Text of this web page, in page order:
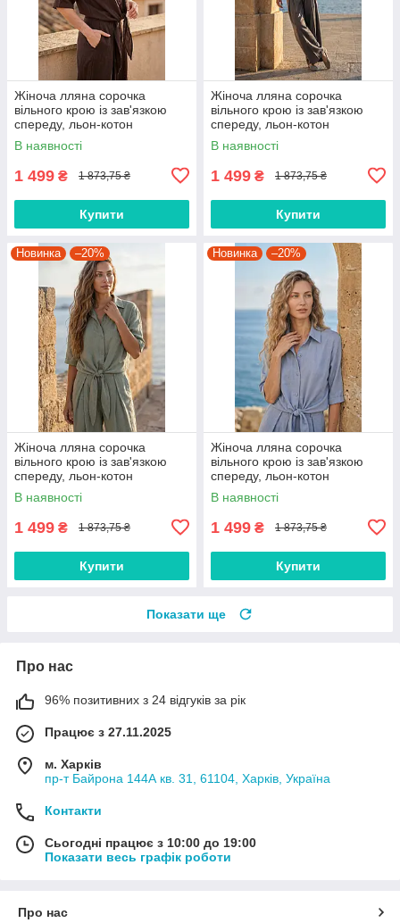
Жіноча лляна сорочка
вільного крою із зав'язкою
спереду, льон-котон
2411.6681, S-M
В наявності
1 499 ₴ 1 873,75 ₴
Купити
Жіноча лляна сорочка
вільного крою із зав'язкою
спереду, льон-котон
2411.6682, S-M
В наявності
1 499 ₴ 1 873,75 ₴
Купити
Новинка –20%
Жіноча лляна сорочка
вільного крою із зав'язкою
спереду, льон-котон
2411.6683, S-M
В наявності
1 499 ₴ 1 873,75 ₴
Купити
Новинка –20%
Жіноча лляна сорочка
вільного крою із зав'язкою
спереду, льон-котон
2411.6684, S-M
В наявності
1 499 ₴ 1 873,75 ₴
Купити
Показати ще
Про нас
96% позитивних з 24 відгуків за рік
Працює з 27.11.2025
м. Харків
пр-т Байрона 144А кв. 31, 61104, Харків, Україна
Контакти
Сьогодні працює з 10:00 до 19:00
Показати весь графік роботи
Про нас